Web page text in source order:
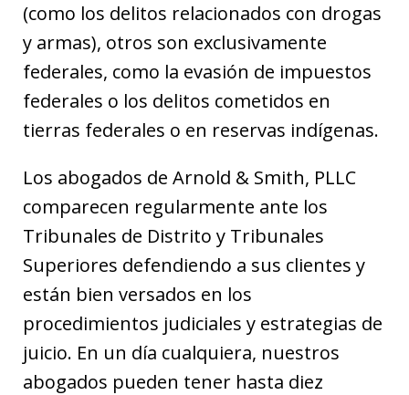
(como los delitos relacionados con drogas
y armas), otros son exclusivamente
federales, como la evasión de impuestos
federales o los delitos cometidos en
tierras federales o en reservas indígenas.
Los abogados de Arnold & Smith, PLLC
comparecen regularmente ante los
Tribunales de Distrito y Tribunales
Superiores defendiendo a sus clientes y
están bien versados en los
procedimientos judiciales y estrategias de
juicio. En un día cualquiera, nuestros
abogados pueden tener hasta diez